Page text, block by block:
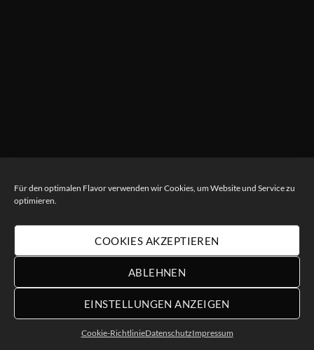
Für den optimalen Flavor verwenden wir Cookies, um Website und Service zu
optimieren.
COOKIES AKZEPTIEREN
ABLEHNEN
EINSTELLUNGEN ANZEIGEN
Cookie-RichtlinieDatenschutzImpressum